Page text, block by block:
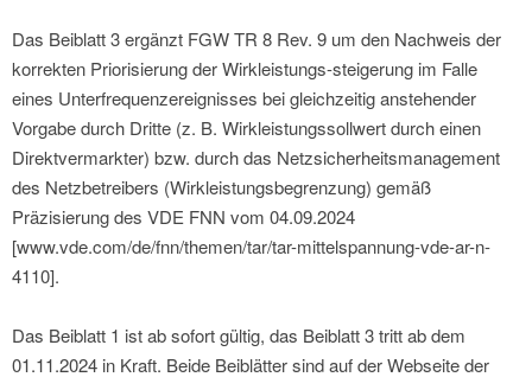
Das Beiblatt 3 ergänzt FGW TR 8 Rev. 9 um den Nachweis der
korrekten Priorisierung der Wirkleistungs-steigerung im Falle
eines Unterfrequenzereignisses bei gleichzeitig anstehender
Vorgabe durch Dritte (z. B. Wirkleistungssollwert durch einen
Direktvermarkter) bzw. durch das Netzsicherheitsmanagement
des Netzbetreibers (Wirkleistungsbegrenzung) gemäß
Präzisierung des VDE FNN vom 04.09.2024
[www.vde.com/de/fnn/themen/tar/tar-mittelspannung-vde-ar-n-
4110].
Das Beiblatt 1 ist ab sofort gültig, das Beiblatt 3 tritt ab dem
01.11.2024 in Kraft. Beide Beiblätter sind auf der Webseite der